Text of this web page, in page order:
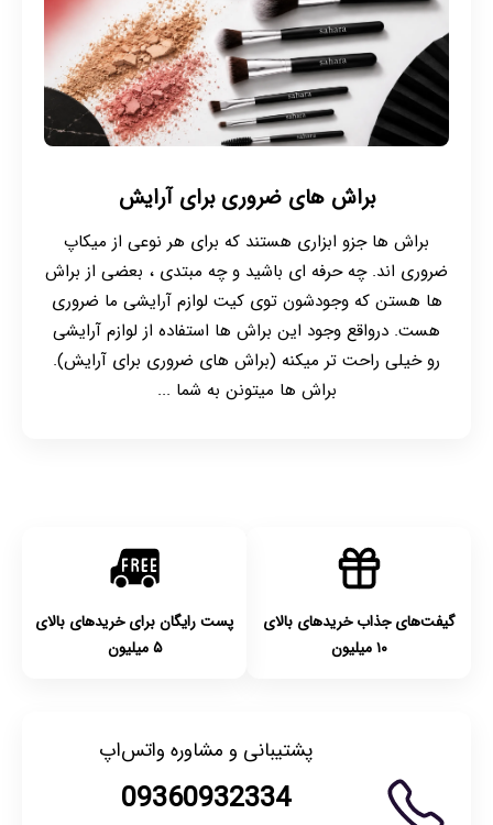
براش های ضروری برای آرایش
براش ها جزو ابزاری هستند که برای هر نوعی از میکاپ
ضروری اند. چه حرفه ای باشید و چه مبتدی ، بعضی از براش
ها هستن که وجودشون توی کیت لوازم آرایشی ما ضروری
هست. درواقع وجود این براش ها استفاده از لوازم آرایشی
رو خیلی راحت تر میکنه (براش های ضروری برای آرایش).
براش ها میتونن به شما ...
گیفت‌های جذاب خریدهای بالای
۱۰ میلیون
پست رایگان برای خریدهای بالای
۵ میلیون
پشتیبانی و مشاوره واتس‌اپ
09360932334